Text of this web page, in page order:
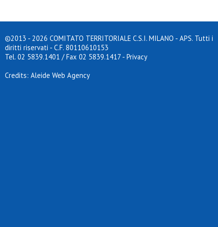
©2013 - 2026 COMITATO TERRITORIALE C.S.I. MILANO - APS. Tutti i
diritti riservati - C.F. 80110610153
Tel. 02 5839.1401 / Fax 02 5839.1417 - Privacy
Credits: Aleide Web Agency